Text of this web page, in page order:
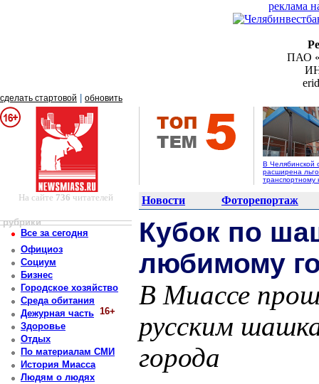
реклама
ПАО
сделать стартовой обновить
В Челябинской
расширена
транспортному
На сайте 736 читателей Новости Фоторепортаж
рубрики
Все за сегодня
Официоз
Социум
Бизнес
Городское хозяйство
Среда обитания
Дежурная часть 16+
Здоровье
Отдых
По материалам СМИ
История Миасса
Людям о людях
Кубок по
любимому
В Миассе
русским
города